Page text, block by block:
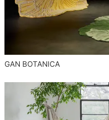
GAN BOTANICA